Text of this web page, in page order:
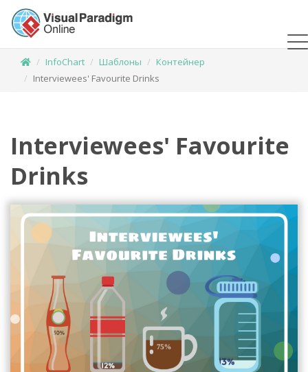
InfoChart Шаблоны
Контейнер
Interviewees' Favourite Drinks
Interviewees' Favourite
Drinks